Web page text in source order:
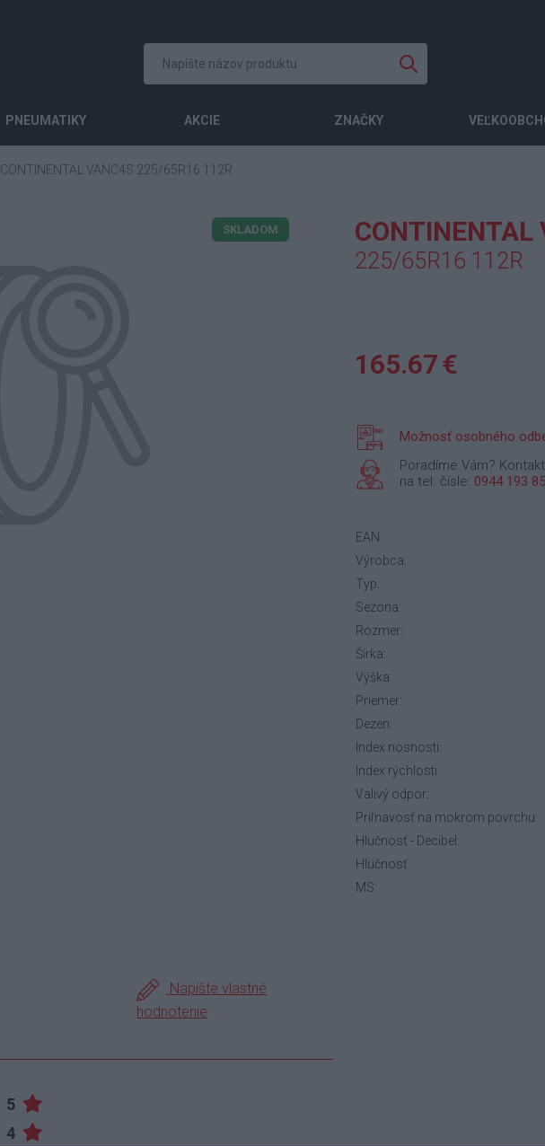
PNEUMATIKY AKCIE ZNAČKY
CONTINENTAL VANC4S 225/65R16 112R
225/65R16 112R
165.67 €
Možnosť osobného
Poradíme Vám?
na tel. čísle: 0944 193
EAN:
Výrobca:
Typ:
Sezona:
Rozmer:
Šírka:
Výška:
Priemer:
Dezen:
Index nosnosti:
Index rýchlosti:
Valivý odpor:
Priľnavosť na mokrom povrchu:
Hlučnosť - Decibel:
Hlučnosť:
MS:
SKLADOM
Napíšte vlastné
hodnotenie
5
4